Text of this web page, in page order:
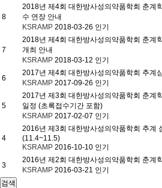
8
2018년 제4회 대한방사성의약품학회 춘계
수 연장 안내
KSRAMP 2018-03-26 인기
7
2018년 제4회 대한방사성의약품학회 춘계
개최 안내
KSRAMP 2018-03-12 인기
6
2017년 제4회 대한방사성의약품학회 추계
KSRAMP 2017-09-26 인기
5
2017년 제3회 대한방사성의약품학회 춘계
일정 (초록접수기간 포함)
KSRAMP 2017-02-07 인기
4
2016년 제3회 대한방사성의약품학회 추계
(11.4~11.5)
KSRAMP 2016-10-10 인기
3
2016년 제2회 대한방사성의약품학회 춘계
KSRAMP 2016-03-21 인기
검색